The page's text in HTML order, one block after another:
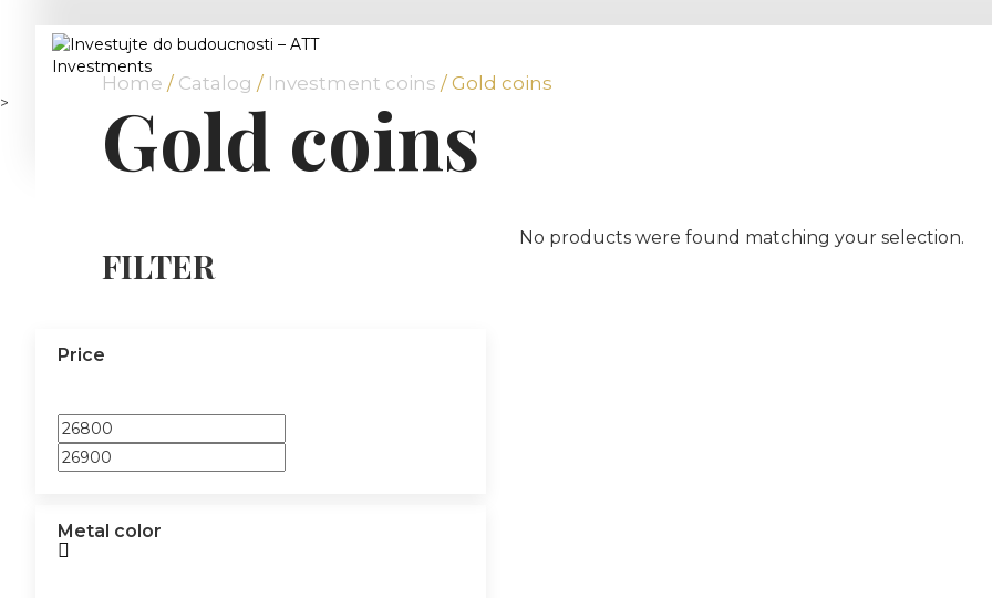
>
Home / Catalog / Investment coins / Gold coins
Gold coins
FILTER
Price
Metal color
No products were found matching your selection.